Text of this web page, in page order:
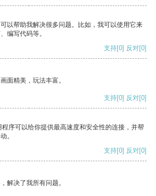
以帮助我解决很多问题。比如，我可以使用它来
编写代码等。
支持[0] 反对[0]
面精美，玩法丰富。
支持[0] 反对[0]
序可以给你提供最高速度和安全性的连接，并帮
。
支持[0] 反对[0]
解决了我所有问题。